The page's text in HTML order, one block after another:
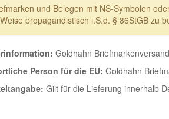
und Belegen mit NS-Symbolen
propagandistisch i.S.d. § 86StGB zu
Goldhahn
Person für die EU: Goldhahn
Gilt für die Lieferung innerhalb